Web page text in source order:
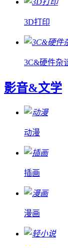
3D打印
3C&硬件杂
影音&文学
动漫
插画
漫画